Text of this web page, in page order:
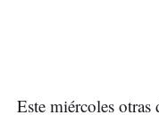
Este miércoles otras